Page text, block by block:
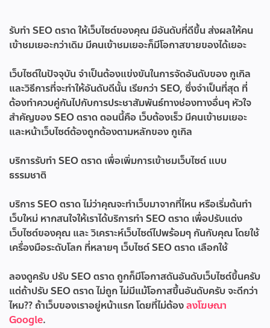
รับทำ SEO ตราดให้เว็บไซต์ของคุณ มีอันดับที่ดีขึ้น ส่งผลให้คน
เข้าชมเยอะกว่าเดิม มีคนเข้าชมเยอะก็มีโอกาสขายของได้เยอะ
เว็บไซต์ในปัจจุบัน จำเป็นต้องแข่งขันในการจัดอันดับของ กูเกิล
และวิธีการที่จะทำให้อันดับดีนั้น เรียกว่า SEO, ซึ่งจำเป็นที่สุด ที่
ต้องทำควบคู่กันไปกับการประชาสัมพันธ์ทางช่องทางอื่นๆ หัวใจ
สำคัญของ SEO ตราด ตอนนี้คือ เว็บต้องเร็ว มีคนเข้าชมเยอะ
และหน้าเว็บไซต์ต้องถูกต้องตามหลักของ กูเกิล
บริการรับทำ SEO ตราด เพื่อเพิ่มการเข้าชมเว็บไซต์ แบบ
ธรรมชาติ
บริการ SEO ตราด ไม่ว่าคุณจะทำเว็บมาจากที่ไหน หรือเริ่มต้นทำ
เว็บใหม่ หากสนใจให้เราได้บริการทำ SEO ตราด เพื่อปรับแต่ง
เว็บไซต์ของคุณ และ วิเคราะห์เว็บไซต์ไปพร้อมๆ กันกับคุณ โดยใช้
เครื่องมือระดับโลก ที่หลายๆ เว็บไซต์ SEO ตราด เลือกใช้
ลองดูครับ ปรับ SEO ตราด ถูกก็มีโอกาสดันอันดับเว็บไซต์ขึ้นครับ
แต่ถ้าปรับ SEO ตราด ไม่ถูก ไม่มีแม้โอกาสขึ้นอันดับครับ จะดีกว่า
ไหม?? ถ้าเว็บของเราอยู่หน้าแรก โดยที่ไม่ต้องลงโฆษณา
Google.